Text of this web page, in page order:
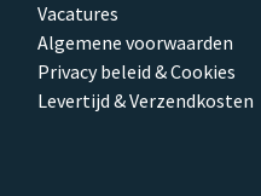
Vacatures
Algemene voorwaarden
Privacy beleid & Cookies
Levertijd & Verzendkosten